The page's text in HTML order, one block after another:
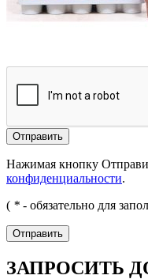
Отправить
Нажимая кнопку
конфиденциальности.
( * - обязательно для
Отправить
ЗАПРОСИТЬ